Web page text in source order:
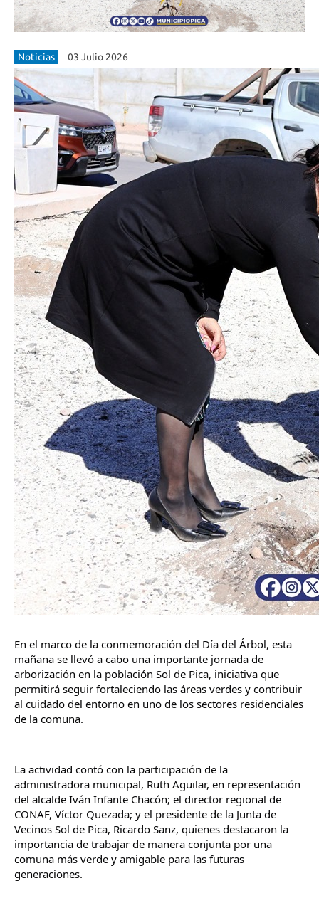
Noticias 03 Julio 2026
En el marco de la conmemoración del Día del Árbol, esta
mañana se llevó a cabo una importante jornada de
arborización en la población Sol de Pica, iniciativa que
permitirá seguir fortaleciendo las áreas verdes y contribuir
al cuidado del entorno en uno de los sectores residenciales
de la comuna.
La actividad contó con la participación de la
administradora municipal, Ruth Aguilar, en representación
del alcalde Iván Infante Chacón; el director regional de
CONAF, Víctor Quezada; y el presidente de la Junta de
Vecinos Sol de Pica, Ricardo Sanz, quienes destacaron la
importancia de trabajar de manera conjunta por una
comuna más verde y amigable para las futuras
generaciones.